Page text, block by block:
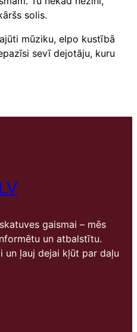
solis.
mūziku, elpo kustībā
sevī dejotāju, kuru
gaismai – mēs
un atbalstītu.
un ļauj dejai kļūt par daļu